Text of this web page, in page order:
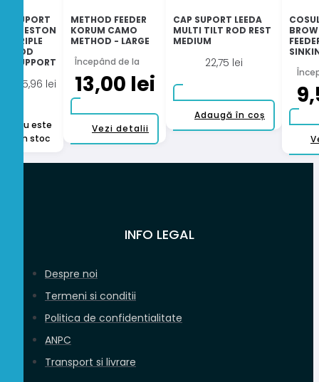
SUPORT
PRESTON
TRIPLE
ROD
SUPPORT
125,96 lei
Nu este
în stoc
METHOD FEEDER
KORUM CAMO
METHOD - LARGE
Începând de la
13,00 lei
Vezi detalii
Acest
produs
pot
produsului.
CAP SUPORT LEEDA
MULTI TILT ROD REST
MEDIUM
22,75 lei
Adaugă în coș
INFO LEGAL
Despre noi
Termeni si conditii
Politica de confidentialitate
ANPC
Transport si livrare